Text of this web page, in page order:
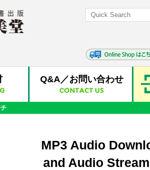
Q&A／お問い合わせ
CONTACT US
MP3 Audio
and Audio